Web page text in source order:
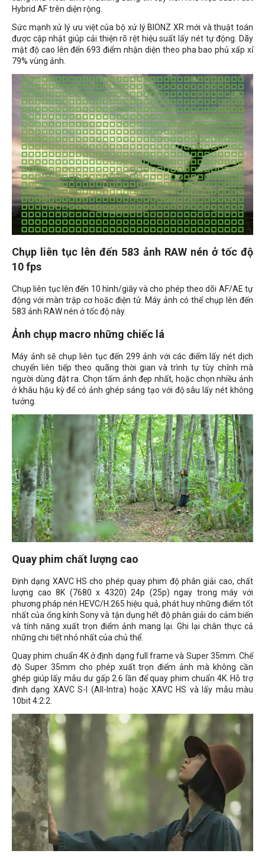
Hybrid AF trên diện rộng.
Sức mạnh xử lý ưu việt của bộ xử lý BIONZ XR mới và thuật toán
được cập nhật giúp cải thiện rõ rệt hiệu suất lấy nét tự động. Dãy
mật độ cao lên đến 693 điểm nhận diện theo pha bao phủ xấp xỉ
79% vùng ảnh.
Chụp liên tục lên đến 583 ảnh RAW nén ở tốc độ
10 fps
Chụp liên tục lên đến 10 hình/giây và cho phép theo dõi AF/AE tự
động với màn trập cơ hoặc điện tử. Máy ảnh có thể chụp lên đến
583 ảnh RAW nén ở tốc độ này.
Ảnh chụp macro những chiếc lá
Máy ảnh sẽ chụp liên tục đến 299 ảnh với các điểm lấy nét dịch
chuyển liên tiếp theo quãng thời gian và trình tự tùy chỉnh mà
người dùng đặt ra. Chọn tấm ảnh đẹp nhất, hoặc chọn nhiều ảnh
ở khâu hậu kỳ để có ảnh ghép sáng tạo với độ sâu lấy nét không
tưởng.
Quay phim chất lượng cao
Định dạng XAVC HS cho phép quay phim độ phân giải cao, chất
lượng cao 8K (7680 x 4320) 24p (25p) ngay trong máy với
phương pháp nén HEVC/H.265 hiệu quả, phát huy những điểm tốt
nhất của ống kính Sony và tận dụng hết độ phân giải do cảm biến
và tính năng xuất trọn điểm ảnh mang lại. Ghi lại chân thực cả
những chi tiết nhỏ nhất của chủ thể.
Quay phim chuẩn 4K ở định dạng full frame và Super 35mm. Chế
độ Super 35mm cho phép xuất trọn điểm ảnh mà không cần
ghép giúp lấy mẫu dư gấp 2.6 lần để quay phim chuẩn 4K. Hỗ trợ
định dạng XAVC S-I (All-Intra) hoặc XAVC HS và lấy mẫu màu
10bit 4:2:2.